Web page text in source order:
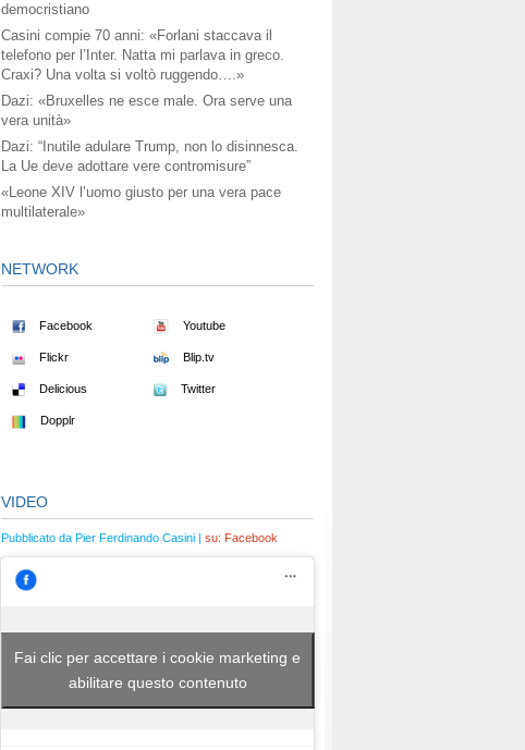
democristiano
Casini compie 70 anni: «Forlani staccava il
telefono per l’Inter. Natta mi parlava in greco.
Craxi? Una volta si voltò ruggendo….»
Dazi: «Bruxelles ne esce male. Ora serve una
vera unità»
Dazi: “Inutile adulare Trump, non lo disinnesca.
La Ue deve adottare vere contromisure”
«Leone XIV l’uomo giusto per una vera pace
multilaterale»
NETWORK
Facebook Youtube
Flickr Blip.tv
Delicious Twitter
Dopplr
VIDEO
Pubblicato da Pier Ferdinando Casini | su: Facebook
Fai clic per accettare i cookie marketing e
abilitare questo contenuto